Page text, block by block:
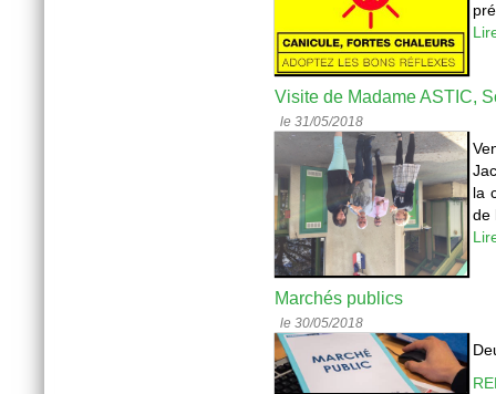
Visite de Madame ASTIC,
le 31/05/2018
la
de
Marchés publics
le 30/05/2018